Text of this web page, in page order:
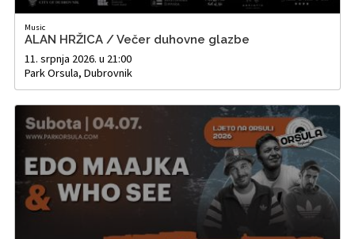
Music
ALAN HRŽICA / Večer duhovne glazbe
11. srpnja 2026. u 21:00
Park Orsula, Dubrovnik